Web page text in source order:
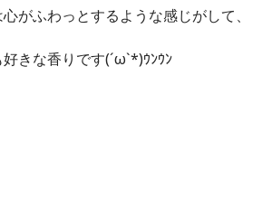
がふわっとするような感じがして、
きな香りです(´ω`*)ｳﾝｳﾝ